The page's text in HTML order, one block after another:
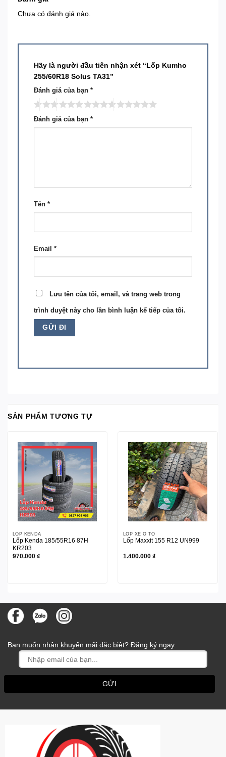
Chưa có đánh giá nào.
Hãy là người đầu tiên nhận xét “Lốp Kumho
255/60R18 Solus TA31”
Đánh giá của bạn *
Đánh giá của bạn *
Tên *
Email *
Lưu tên của tôi, email, và trang web trong
trình duyệt này cho lần bình luận kế tiếp của tôi.
SẢN PHẨM TƯƠNG TỰ
LỐP KENDA
Lốp Kenda 185/55R16 87H
KR203
970.000 ₫
LỐP XE Ô TÔ
Lốp Maxxit 155 R12 UN999
1.400.000 ₫
Bạn muốn nhận khuyến mãi đặc biệt? Đăng ký ngay.